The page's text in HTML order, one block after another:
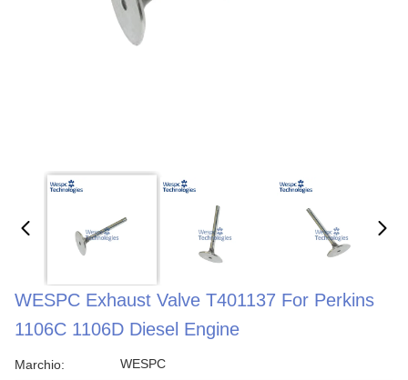
WESPC Exhaust Valve T401137 For Perkins
1106C 1106D Diesel Engine
Marchio: WESPC